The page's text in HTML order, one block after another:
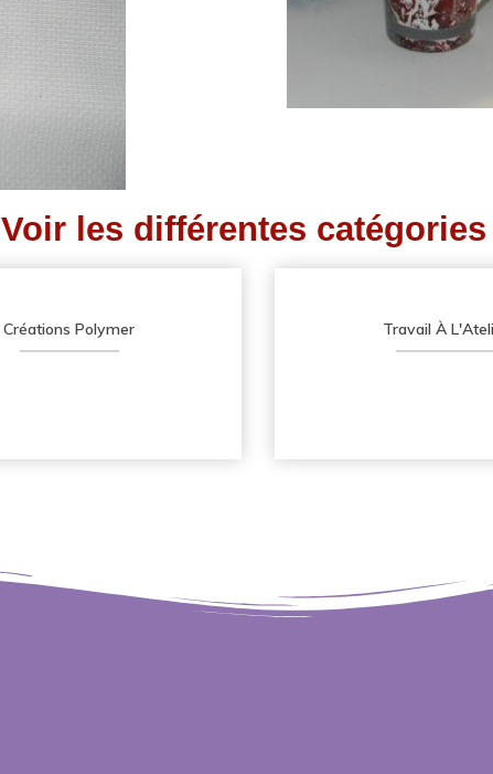
Voir les différentes catégories
Créations Polymer Travail À